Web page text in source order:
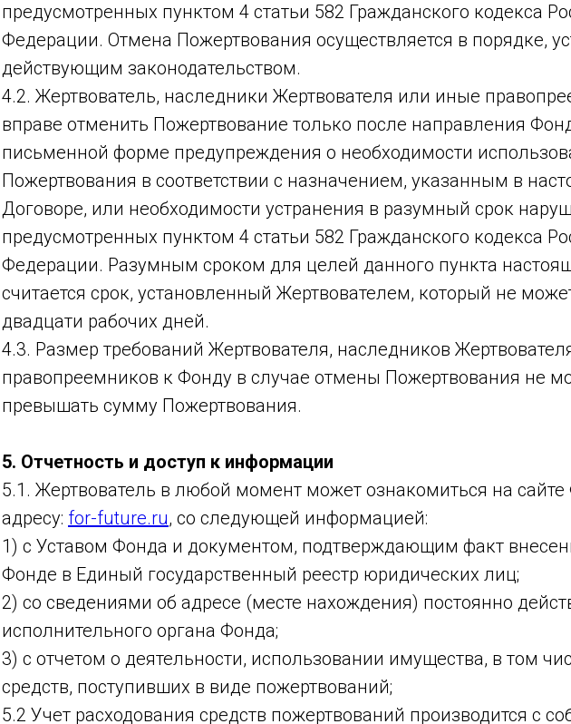
предусмотренных пунктом 4 статьи 582 Гражданского кодекса
Федерации. Отмена Пожертвования осуществляется в порядке,
действующим законодательством.
4.2. Жертвователь, наследники Жертвователя или иные
вправе отменить Пожертвование только после направления
письменной форме предупреждения о необходимости
Пожертвования в соответствии с назначением, указанным в
Договоре, или необходимости устранения в разумный срок
предусмотренных пунктом 4 статьи 582 Гражданского кодекса
Федерации. Разумным сроком для целей данного пункта
считается срок, установленный Жертвователем, который не
двадцати рабочих дней.
4.3. Размер требований Жертвователя, наследников
правопреемников к Фонду в случае отмены Пожертвования не
превышать сумму Пожертвования.
5. Отчетность и доступ к информации
5.1. Жертвователь в любой момент может ознакомиться на
адресу: for-future.ru, со следующей информацией:
1) с Уставом Фонда и документом, подтверждающим факт
Фонде в Единый государственный реестр юридических лиц;
2) со сведениями об адресе (месте нахождения) постоянно
исполнительного органа Фонда;
3) с отчетом о деятельности, использовании имущества, в том
средств, поступивших в виде пожертвований;
5.2 Учет расходования средств пожертвований производится с